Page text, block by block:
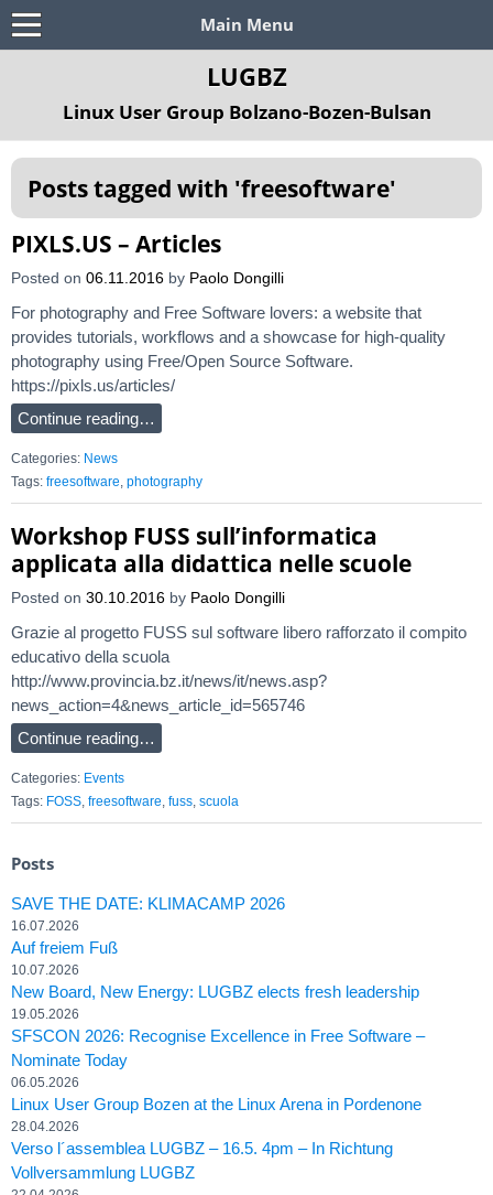
Main Menu
LUGBZ
Linux User Group Bolzano-Bozen-Bulsan
Posts tagged with 'freesoftware'
PIXLS.US – Articles
Posted on 06.11.2016 by Paolo Dongilli
For photography and Free Software lovers: a website that
provides tutorials, workflows and a showcase for high-quality
photography using Free/Open Source Software.
https://pixls.us/articles/
Continue reading…
Categories: News
Tags: freesoftware, photography
Workshop FUSS sull’informatica
applicata alla didattica nelle scuole
Posted on 30.10.2016 by Paolo Dongilli
Grazie al progetto FUSS sul software libero rafforzato il compito
educativo della scuola
http://www.provincia.bz.it/news/it/news.asp?
news_action=4&news_article_id=565746
Continue reading…
Categories: Events
Tags: FOSS, freesoftware, fuss, scuola
Posts
SAVE THE DATE: KLIMACAMP 2026
16.07.2026
Auf freiem Fuß
10.07.2026
New Board, New Energy: LUGBZ elects fresh leadership
19.05.2026
SFSCON 2026: Recognise Excellence in Free Software –
Nominate Today
06.05.2026
Linux User Group Bozen at the Linux Arena in Pordenone
28.04.2026
Verso l´assemblea LUGBZ – 16.5. 4pm – In Richtung
Vollversammlung LUGBZ